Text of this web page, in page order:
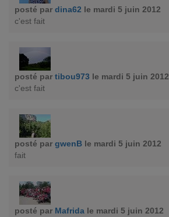
posté par dina62 le mardi 5 juin 2012
c'est fait
posté par tibou973 le mardi 5 juin 2012
c'est fait
posté par gwenB le mardi 5 juin 2012
fait
posté par Mafrida le mardi 5 juin 2012